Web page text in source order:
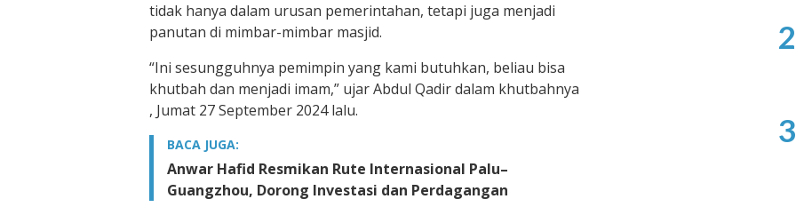
tidak hanya dalam urusan pemerintahan, tetapi juga menjadi
panutan di mimbar-mimbar masjid.
“Ini sesungguhnya pemimpin yang kami butuhkan, beliau bisa
khutbah dan menjadi imam,” ujar Abdul Qadir dalam khutbahnya
, Jumat 27 September 2024 lalu.
BACA JUGA:
Anwar Hafid Resmikan Rute Internasional Palu–
Guangzhou, Dorong Investasi dan Perdagangan
2
3